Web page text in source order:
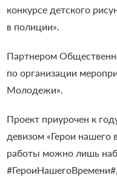
конкурсе детского
в полиции».
Партнером
по организации
Молодежи».
Проект приурочен к
девизом «Герои нашего
работы можно лишь